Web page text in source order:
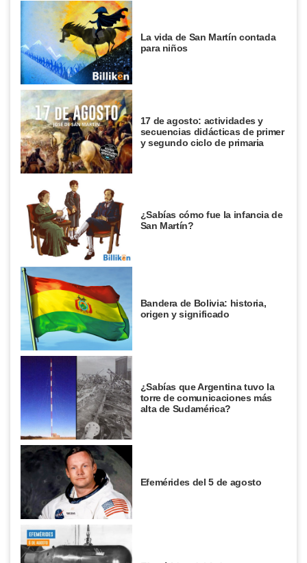
La vida de San Martín contada
para niños
17 de agosto: actividades y
secuencias didácticas de primer
y segundo ciclo de primaria
¿Sabías cómo fue la infancia de
San Martín?
Bandera de Bolivia: historia,
origen y significado
¿Sabías que Argentina tuvo la
torre de comunicaciones más
alta de Sudamérica?
Efemérides del 5 de agosto